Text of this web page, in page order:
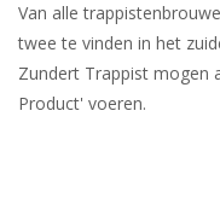
Van alle
twee te vinden in het
Zundert Trappist mogen
Product' voeren.